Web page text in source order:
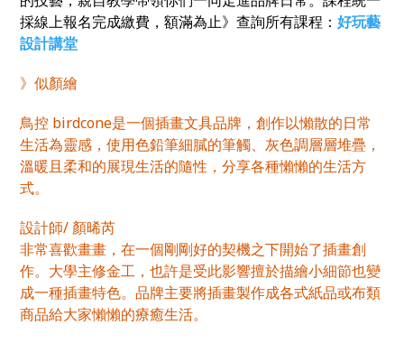
採線上報名完成繳費，額滿為止》查詢所有課程：好玩藝
設計講堂
》似顏繪
鳥控 birdcone是一個插畫文具品牌，創作以懶散的日常
生活為靈感，使用色鉛筆細膩的筆觸、灰色調層層堆疊，
溫暖且柔和的展現生活的隨性，分享各種懶懶的生活方
式。
設計師/ 顏晞芮
非常喜歡畫畫，在一個剛剛好的契機之下開始了插畫創
作。大學主修金工，也許是受此影響擅於描繪小細節也變
成一種插畫特色。品牌主要將插畫製作成各式紙品或布類
商品給大家懶懶的療癒生活。